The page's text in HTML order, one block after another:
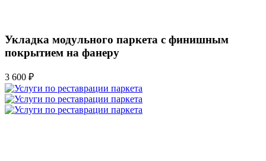
Укладка модульного паркета с финишным
покрытием на фанеру
3 600 ₽